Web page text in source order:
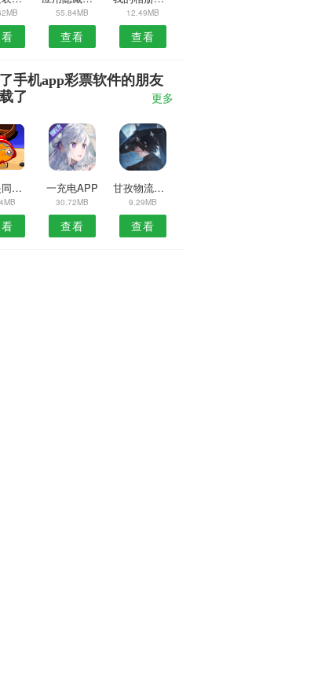
55.84MB
查看
12.49MB
查看
手机app彩票软件的朋友
了
更多
文件夹同步安卓版 一充电APP
30.72MB
查看
甘孜物流安卓版
9.29MB
查看